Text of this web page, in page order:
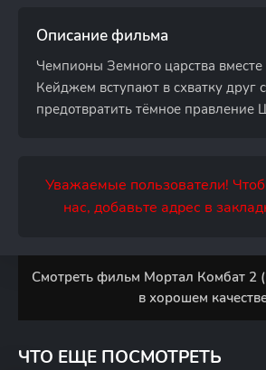
Описание фильма
Чемпионы Земного царства
Кейджем вступают в схватку друг
предотвратить тёмное правление
Уважаемые пользователи!
нас, добавьте адрес в
Смотреть фильм Мортал Комбат 2
в хорошем
ЧТО ЕЩЕ ПОСМОТРЕТЬ